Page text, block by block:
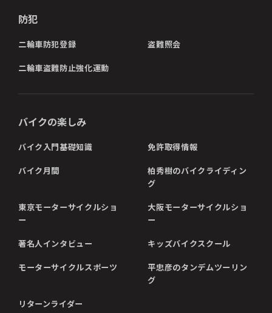
防犯
二輪車防犯登録 盗難照会
二輪車盗難防止強化運動
バイクの楽しみ
バイク入門基礎知識 免許取得情報
バイク月間
柏秀樹のバイクライディン
グ
東京モーターサイクルショ
ー
大阪モーターサイクルショ
ー
著名人インタビュー キッズバイクスクール
モーターサイクルスポーツ
平忠彦のタンデムツーリン
グ
リターンライダー